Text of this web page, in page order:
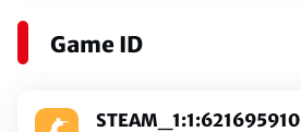
Game ID
STEAM_1:1:621695910